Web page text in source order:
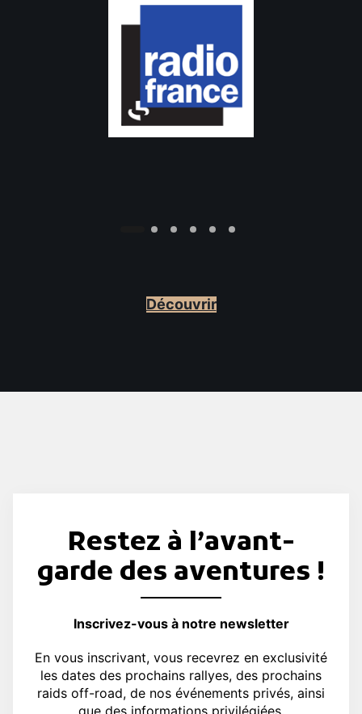
Découvrir
Restez à l’avant-
garde des aventures !
Inscrivez-vous à notre newsletter
En vous inscrivant, vous recevrez en exclusivité
les dates des prochains rallyes, des prochains
raids off-road, de nos événements privés, ainsi
que des informations privilégiées.